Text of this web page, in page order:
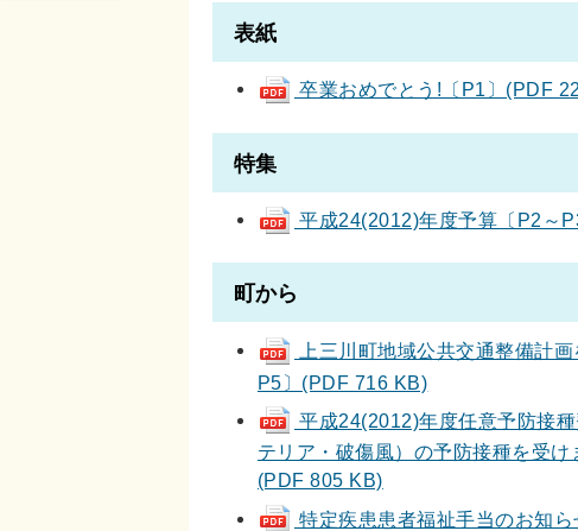
表紙
卒業おめでとう!〔P1〕(PDF
特集
平成24(2012)年度予算〔P2～
町から
上三川町地域公共交通整備計
P5〕(PDF 716 KB)
平成24(2012)年度任意予防接
テリア・破傷風）の予防接種を受
(PDF 805 KB)
特定疾患患者福祉手当のお知